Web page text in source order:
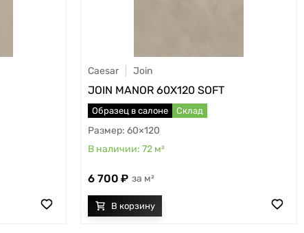
Caesar Join
JOIN MANOR 60X120 SOFT
Образец в салоне Склад
60×120
72 м²
6 700 м²